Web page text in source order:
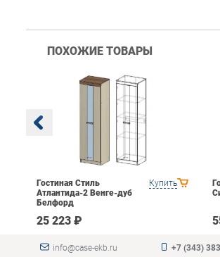
ПОХОЖИЕ ТОВАРЫ
Купить
Гостиная Стиль
Атлантида-2 Венге-дуб
Белфорд
25 223 ₽
info@case-ekb.ru +7 (343)